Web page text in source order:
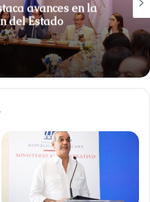
avances en la
del Estado